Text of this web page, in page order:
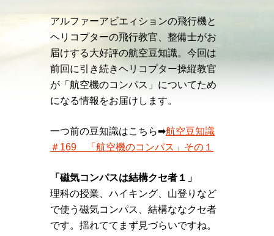
アルファーアビエィションの飛行機と
ヘリコプターの飛行教官、整備士がお
届けする大好評の航空豆知識。今回は
前回に引き続きヘリコプター操縦教官
が「航空機のコンパス」についてため
になる情報をお届けします。
一つ前の豆知識はこちら➡︎航空豆知識
＃169 「航空機のコンパス」その１
「磁気コンパスは結構クセ者１」
理科の授業、ハイキング、山登りなど
で使う磁気コンパス、結構ななクセ者
です。揺れててまず見づらいですね。